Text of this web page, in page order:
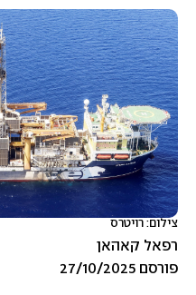
צילום: רויטרס
רפאל קאהאן
פורסם 27/10/2025